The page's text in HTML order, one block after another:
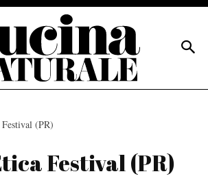
(PR)
Festival (PR)